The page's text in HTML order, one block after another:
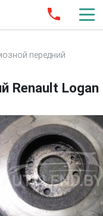
передний
Renault Logan